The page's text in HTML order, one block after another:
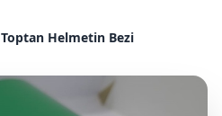
Toptan Helmetin Bezi